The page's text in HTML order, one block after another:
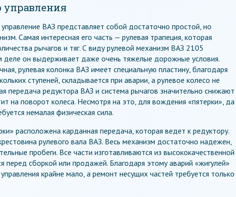
управления
ВАЗ представляет собой достаточно простой, но
Самая интересная его часть — рулевая трапеция, которая
рычагов и тяг. С виду рулевой механизм ВАЗ 2105
деле он выдерживает даже очень тяжелые дорожные условия.
рулевая колонка ВАЗ имеет специальную пластину, благодаря
ступеней, складывается при аварии, а рулевое колесо не
передача редуктора ВАЗ и система рычагов значительно снижают
на поворот колеса. Несмотря на это, для вождения «пятерки», да
немалая физическая сила.
расположена карданная передача, которая ведет к редуктору.
рулевого вала ВАЗ. Весь механизм достаточно надежен,
пробеги. Все части изготавливаются из высококачественной
перед сборкой или продажей. Благодаря этому аварий «жигулей»
крайне мало, а ремонт несущих частей требуется только